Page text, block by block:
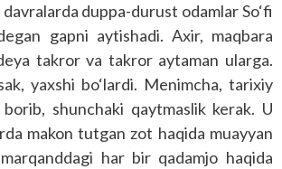
duppa-durust odamlar So‘fi
gapni aytishadi. Axir, maqbara
takror va takror aytaman ularga.
yaxshi bo‘lardi. Menimcha, tarixiy
shunchaki qaytmaslik kerak. U
makon tutgan zot haqida muayyan
har bir qadamjo haqida